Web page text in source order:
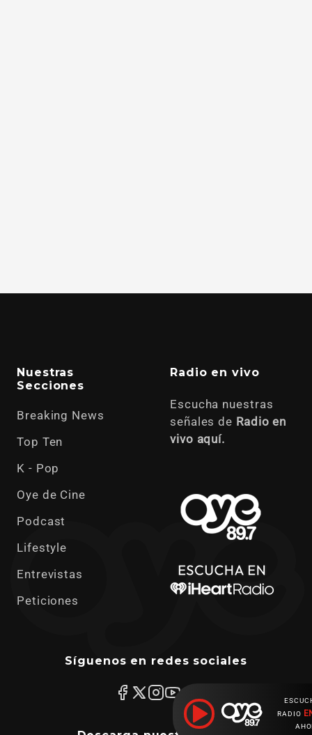
RADIO
Nuestras
Secciones
Breaking News
Top Ten
K - Pop
Oye de Cine
Podcast
Lifestyle
Entrevistas
Peticiones
Radio en vivo
Escucha nuestras
señales de Radio en
vivo aquí.
Síguenos en redes sociales